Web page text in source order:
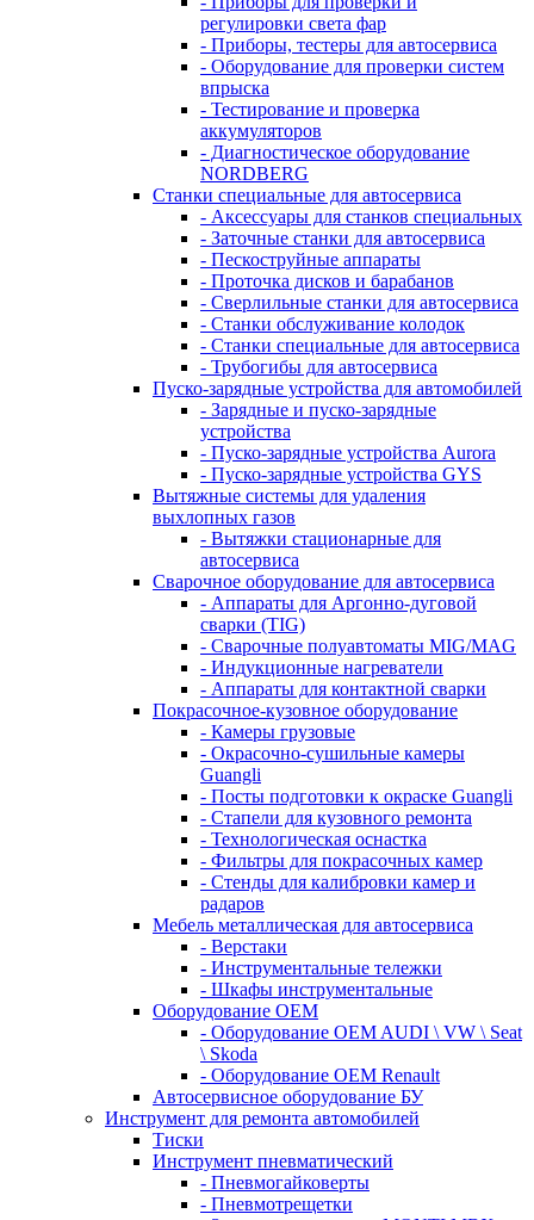
регулировки света фар
- Приборы, тестеры для автосервиса
- Оборудование для проверки систем
впрыска
- Тестирование и проверка
аккумуляторов
- Диагностическое оборудование
NORDBERG
Станки специальные для автосервиса
- Аксессуары для станков специальных
- Заточные станки для автосервиса
- Пескоструйные аппараты
- Проточка дисков и барабанов
- Сверлильные станки для автосервиса
- Станки обслуживание колодок
- Станки специальные для автосервиса
- Трубогибы для автосервиса
Пуско-зарядные устройства для автомобилей
- Зарядные и пуско-зарядные
устройства
- Пуско-зарядные устройства Aurora
- Пуско-зарядные устройства GYS
Вытяжные системы для удаления
выхлопных газов
- Вытяжки стационарные для
автосервиса
Сварочное оборудование для автосервиса
- Аппараты для Аргонно-дуговой
сварки (TIG)
- Сварочные полуавтоматы MIG/MAG
- Индукционные нагреватели
- Аппараты для контактной сварки
Покрасочное-кузовное оборудование
- Камеры грузовые
- Окрасочно-сушильные камеры
Guangli
- Посты подготовки к окраске Guangli
- Стапели для кузовного ремонта
- Технологическая оснастка
- Фильтры для покрасочных камер
- Стенды для калибровки камер и
радаров
Мебель металлическая для автосервиса
- Верстаки
- Инструментальные тележки
- Шкафы инструментальные
Оборудование OEM
- Оборудование OEM AUDI \ VW \ Seat
\ Skoda
- Оборудование OEM Renault
Автосервисное оборудование БУ
Инструмент для ремонта автомобилей
Тиски
Инструмент пневматический
- Пневмогайковерты
- Пневмотрещетки